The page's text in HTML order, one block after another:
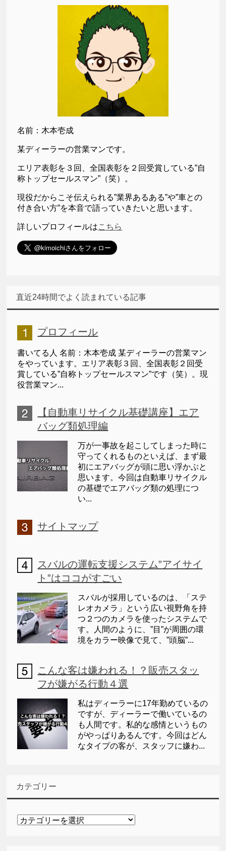
名前：木本壱成
某ディーラーの営業マンです。
エリア表彰を３回、全国表彰を２回受賞している”自
称トップセールスマン”（笑）。
現役だからこそ伝えられる”業界あるある”や”車との
付き合い方”を本音で語っていきたいと思います。
詳しいプロフィールはこちら
直近24時間でよく読まれている記事
プロフィール
書いてる人 名前：木本壱成 某ディーラーの営業マン
をやっています。エリア表彰３回、全国表彰２回受
賞している”自称トップセールスマン”です（笑）。現
役営業マン...
【自動車リサイクル基礎講座】エア
バッグ類処理編
万が一事故を起こしてしまった時に
守ってくれるものといえば、まず最
初にエアバッグが頭に思い浮かぶと
思います。今回は自動車リサイクル
の基礎でエアバッグ類の処理につ
い...
サイトマップ
スバルの運転支援システム”アイサイ
ト”はココがすごい
スバルが採用しているのは、「ステ
レオカメラ」という広い視野角を持
つ２つのカメラを使ったシステムで
す。人間のように、”目”が周囲の環
境をカラー映像で見て、”頭脳”...
こんな客は嫌われる！？販売スタッ
フが嫌がる行動４選
私はディーラーに17年勤めているの
ですが、ディーラーで働いているの
も人間です。私的な感情というもの
がやっぱりあるんです。今回はどん
なタイプの客が、スタッフに嫌わ...
カテゴリー
カ